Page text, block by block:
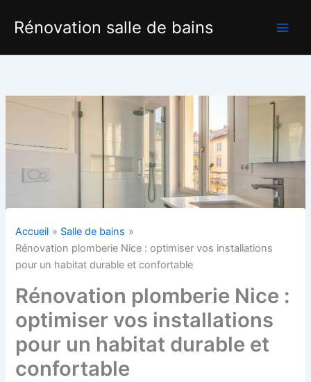
Rénovation salle de bains
Accueil
Salle de bains
Rénovation plomberie Nice : optimiser vos installations
pour un habitat durable et confortable
Rénovation plomberie Nice :
optimiser vos installations
pour un habitat durable et
confortable